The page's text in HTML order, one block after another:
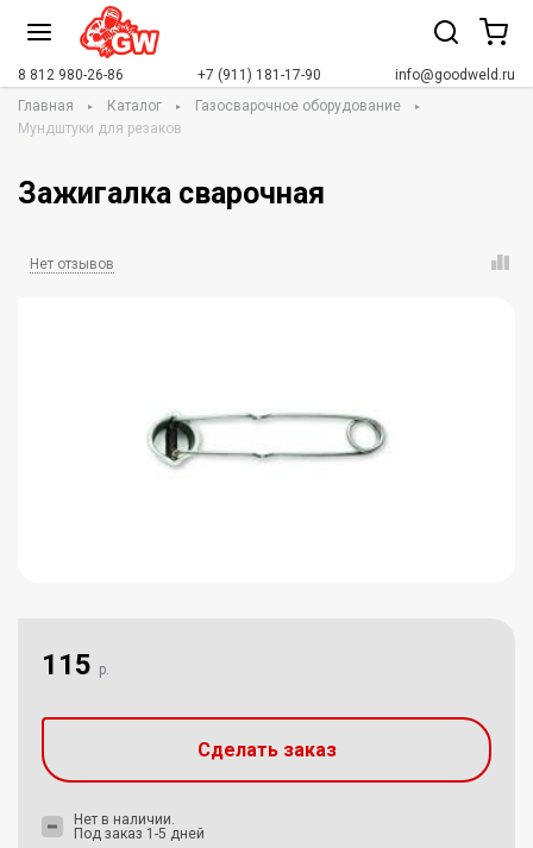
8 812 980-26-86 +7 (911) 181-17-90
info@goodweld.ru
Главная
Каталог
Газосварочное оборудование
Мундштуки для резаков
Зажигалка сварочная
Нет отзывов
115 р.
Сделать заказ
Нет в наличии.
Под заказ 1-5 дней